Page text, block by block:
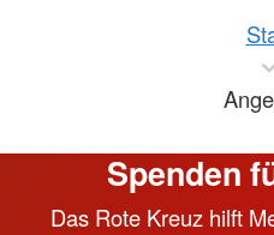
Spenden
Das Rote Kreuz hilft